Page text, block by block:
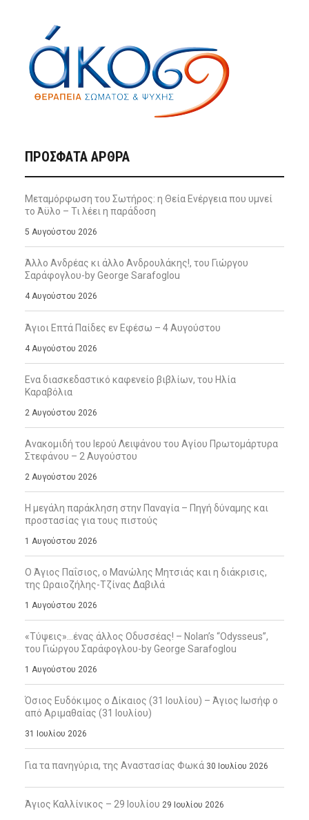
ΠΡΌΣΦΑΤΑ ΆΡΘΡΑ
Μεταμόρφωση του Σωτήρος: η Θεία Ενέργεια που υμνεί
το Άϋλο – Τι λέει η παράδοση
5 Αυγούστου 2026
Άλλο Ανδρέας κι άλλο Ανδρουλάκης!, του Γιώργου
Σαράφογλου-by George Sarafoglou
4 Αυγούστου 2026
Άγιοι Επτά Παίδες εν Εφέσω – 4 Αυγούστου
4 Αυγούστου 2026
Ενα διασκεδαστικό καφενείο βιβλίων, του Ηλία
Καραβόλια
2 Αυγούστου 2026
Ανακομιδή του Ιερού Λειψάνου του Αγίου Πρωτομάρτυρα
Στεφάνου – 2 Αυγούστου
2 Αυγούστου 2026
Η μεγάλη παράκληση στην Παναγία – Πηγή δύναμης και
προστασίας για τους πιστούς
1 Αυγούστου 2026
Ο Άγιος Παΐσιος, ο Μανώλης Μητσιάς και η διάκρισις,
της Ωραιοζήλης-Τζίνας Δαβιλά
1 Αυγούστου 2026
«Τύψεις»…ένας άλλος Οδυσσέας! – Nolan’s “Odysseus”,
του Γιώργου Σαράφογλου-by George Sarafoglou
1 Αυγούστου 2026
Όσιος Ευδόκιμος ο Δίκαιος (31 Ιουλίου) – Άγιος Ιωσήφ ο
από Αριμαθαίας (31 Ιουλίου)
31 Ιουλίου 2026
Για τα πανηγύρια, της Αναστασίας Φωκά 30 Ιουλίου 2026
Άγιος Καλλίνικος – 29 Ιουλίου 29 Ιουλίου 2026